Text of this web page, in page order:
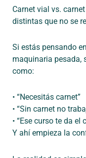
Carnet vial vs.
distintas que no se
Si estás pensando
maquinaria pesada,
como:
• “Necesitáscarnet”
• “Sin carnet no
• “Ese curso te da el
Y ahí empieza la